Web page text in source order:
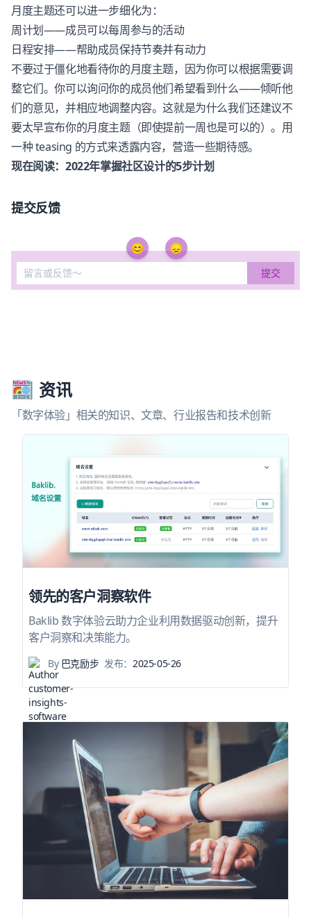
月度主题还可以进一步细化为：
周计划——成员可以每周参与的活动
日程安排——帮助成员保持节奏并有动力
不要过于僵化地看待你的月度主题，因为你可以根据需要调
整它们。你可以询问你的成员他们希望看到什么——倾听他
们的意见，并相应地调整内容。这就是为什么我们还建议不
要太早宣布你的月度主题（即使提前一周也是可以的）。用
一种 teasing 的方式来透露内容，营造一些期待感。
现在阅读： 2022年掌握社区设计的5步计划
提交反馈
😊 😞
资讯
「数字体验」相关的知识、文章、行业报告和技术创新
领先的客户洞察软件
Baklib 数字体验云助力企业利用数据驱动创新，提升
客户洞察和决策能力。
By巴克励步 发布：2025-05-26